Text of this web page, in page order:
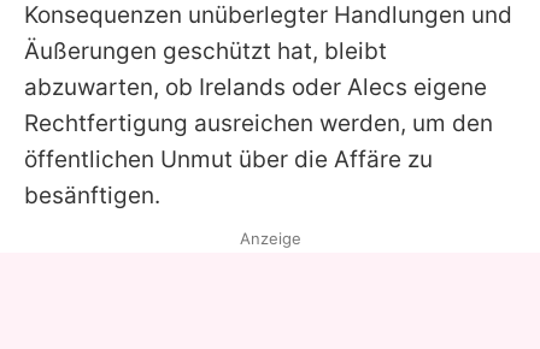
Konsequenzen unüberlegter Handlungen und
Äußerungen geschützt hat, bleibt
abzuwarten, ob Irelands oder Alecs eigene
Rechtfertigung ausreichen werden, um den
öffentlichen Unmut über die Affäre zu
besänftigen.
Anzeige